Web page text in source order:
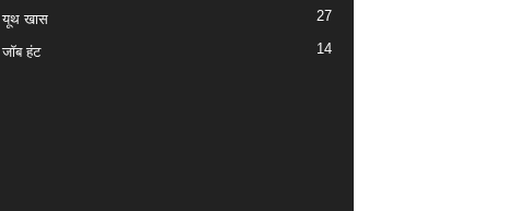
यूथ खास 27
जॉब हंट 14